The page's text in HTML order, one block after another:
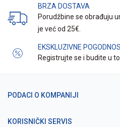
BRZA DOSTAVA
Porudžbine se obrađuju
je već od 25€.
EKSKLUZIVNE
Registrujte se i budite u
PODACI O KOMPANIJI
KORISNIČKI SERVIS